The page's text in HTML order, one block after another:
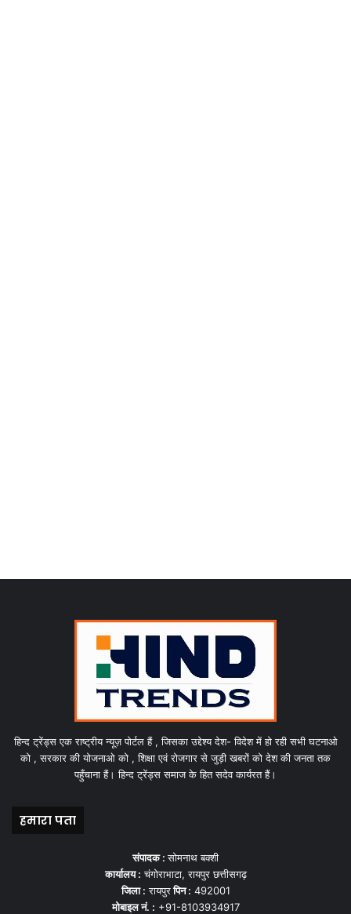
हिन्द ट्रेंड्स एक राष्ट्रीय न्यूज़ पोर्टल हैं , जिसका उद्देश्य देश- विदेश में हो रही सभी घटनाओ
को , सरकार की योजनाओ को , शिक्षा एवं रोजगार से जुड़ी खबरों को देश की जनता तक
पहुँचाना हैं। हिन्द ट्रेंड्स समाज के हित सदेव कार्यरत हैं।
हमारा पता
संपादक :सोमनाथ बक्शी
कार्यालय : चंगोराभाटा, रायपुर छत्तीसगढ़
जिला : रायपुरपिन : 492001
मोबाइल नं. : +91-8103934917